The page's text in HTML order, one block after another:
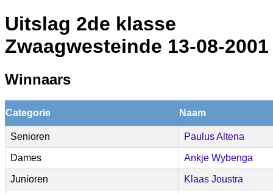
Uitslag 2de klasse
Zwaagwesteinde 13-08-2001
Winnaars
Categorie Naam
Senioren Paulus Altena
Dames Ankje Wybenga
Junioren Klaas Joustra